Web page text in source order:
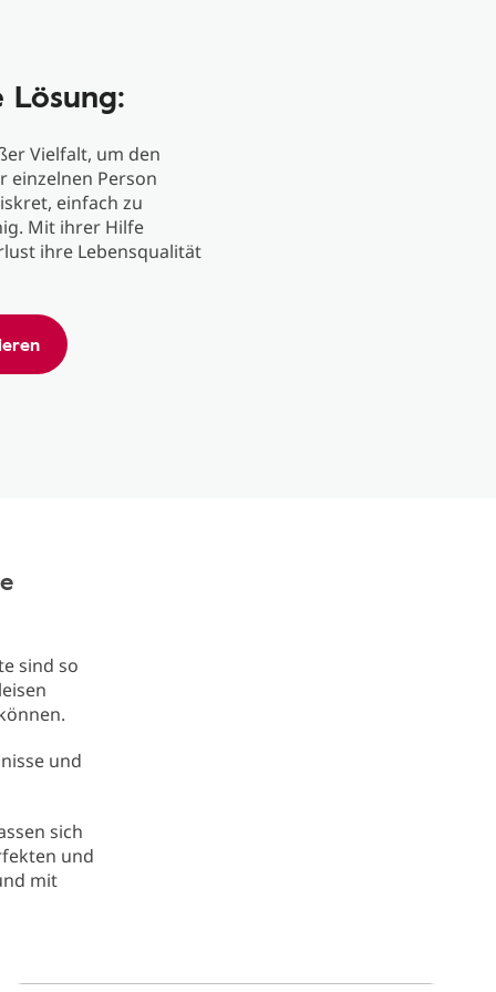
Vielfalt, um den
einzelnen Person
einfach zu
Mit ihrer Hilfe
ihre Lebensqualität
sind so
und
sich
und
mit